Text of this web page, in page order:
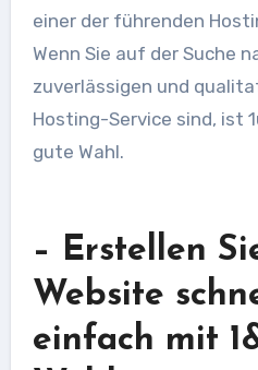
einer der führenden
Wenn Sie auf der Suche
zuverlässigen und
Hosting-Service sind, ist
gute Wahl.
– Erstellen
Website
einfach mit